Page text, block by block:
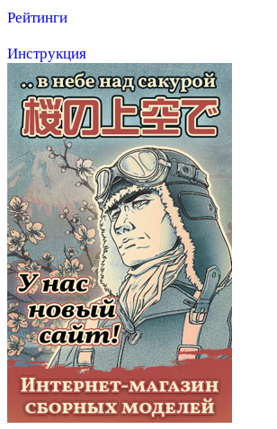
Рейтинги
Инструкция